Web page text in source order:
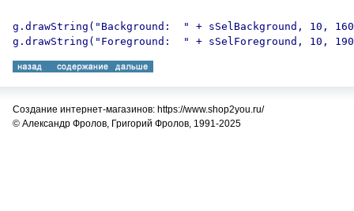
g.drawString("Background:  " + sSelBackground, 10,
Создание интернет-магазинов: https://www.shop2you.ru/
© Александр Фролов, Григорий Фролов, 1991-2025